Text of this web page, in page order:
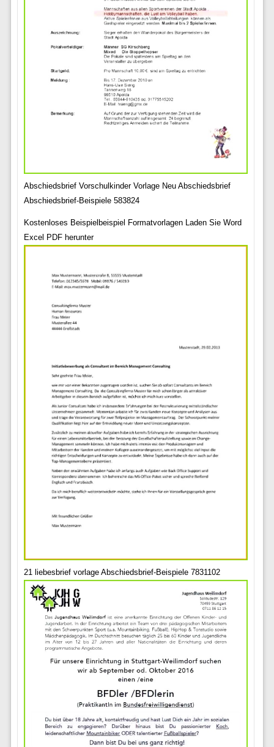
Abschiedsbrief Vorschulkinder Vorlage Neu Abschiedsbrief
Abschiedsbrief-Beispiele 583824
Kostenloses Beispielbeispiel Formatvorlagen Laden Sie Word
Excel PDF herunter
21 liebesbrief vorlage Abschiedsbrief-Beispiele 7831102